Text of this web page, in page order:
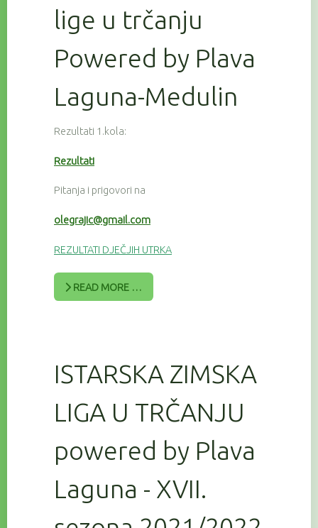
lige u trčanju
Powered by Plava
Laguna-Medulin
Rezultati 1.kola:
Rezultati
Pitanja i prigovori na
olegrajic@gmail.com
REZULTATI DJEČJIH UTRKA
READ MORE …
ISTARSKA ZIMSKA
LIGA U TRČANJU
powered by Plava
Laguna - XVII.